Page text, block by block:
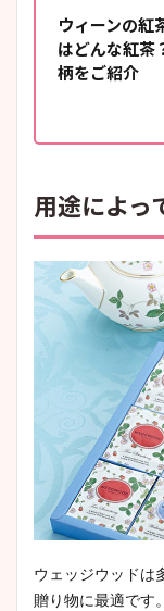
ウィーンの紅
はどんな紅茶
柄をご紹介
用途によっ
ウェッジウッドは
贈り物に最適です